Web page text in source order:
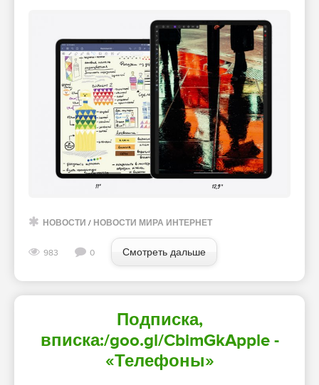
НОВОСТИ / НОВОСТИ МИРА ИНТЕРНЕТ
983 0 Смотреть дальше
Подписка,
вписка:/goo.gl/CbimGkApple -
«Телефоны»